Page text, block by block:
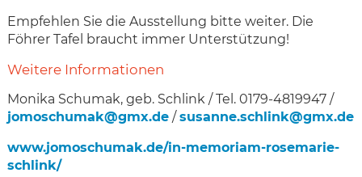
Empfehlen Sie die Ausstellung bitte weiter. Die
Föhrer Tafel braucht immer Unterstützung!
Weitere Informationen
Monika Schumak, geb. Schlink / Tel. 0179-4819947 /
jomoschumak@gmx.de/ susanne.schlink@gmx.de
www.jomoschumak.de/in-memoriam-rosemarie-
schlink/